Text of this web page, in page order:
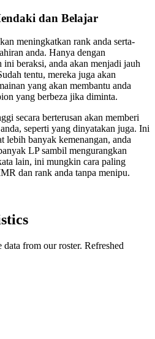
dan Belajar
meningkatkan rank anda serta-
anda. Hanya dengan
beraksi, anda akan menjadi jauh
tentu, mereka juga akan
yang akan membantu anda
yang berbeza jika diminta.
secara berterusan akan memberi
seperti yang dinyatakan juga. Ini
lebih banyak kemenangan, anda
LP sambil mengurangkan
lain, ini mungkin cara paling
dan rank anda tanpa menipu.
from our roster. Refreshed